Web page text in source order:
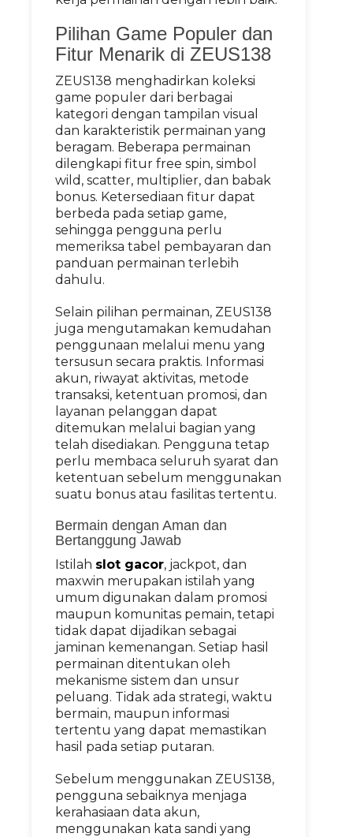
Pilihan Game Populer dan
Fitur Menarik di ZEUS138
ZEUS138 menghadirkan koleksi
game populer dari berbagai
kategori dengan tampilan visual
dan karakteristik permainan yang
beragam. Beberapa permainan
dilengkapi fitur free spin, simbol
wild, scatter, multiplier, dan babak
bonus. Ketersediaan fitur dapat
berbeda pada setiap game,
sehingga pengguna perlu
memeriksa tabel pembayaran dan
panduan permainan terlebih
dahulu.
Selain pilihan permainan, ZEUS138
juga mengutamakan kemudahan
penggunaan melalui menu yang
tersusun secara praktis. Informasi
akun, riwayat aktivitas, metode
transaksi, ketentuan promosi, dan
layanan pelanggan dapat
ditemukan melalui bagian yang
telah disediakan. Pengguna tetap
perlu membaca seluruh syarat dan
ketentuan sebelum menggunakan
suatu bonus atau fasilitas tertentu.
Bermain dengan Aman dan
Bertanggung Jawab
Istilah slot gacor, jackpot, dan
maxwin merupakan istilah yang
umum digunakan dalam promosi
maupun komunitas pemain, tetapi
tidak dapat dijadikan sebagai
jaminan kemenangan. Setiap hasil
permainan ditentukan oleh
mekanisme sistem dan unsur
peluang. Tidak ada strategi, waktu
bermain, maupun informasi
tertentu yang dapat memastikan
hasil pada setiap putaran.
Sebelum menggunakan ZEUS138,
pengguna sebaiknya menjaga
kerahasiaan data akun,
menggunakan kata sandi yang